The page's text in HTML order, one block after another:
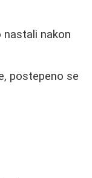
nastali nakon
postepeno se